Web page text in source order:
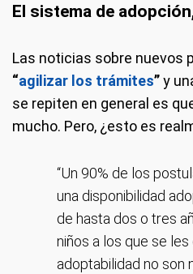
El sistema de
Las noticias sobre nuevos
“agilizar los trámites”y
se repiten en general es
mucho. Pero, ¿esto es
“Un 90% de los
una disponibilidad
de hasta dos o tres
niños a los que se
adoptabilidad no son